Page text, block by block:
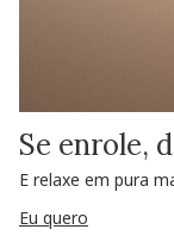
Se enrole,
E relaxe em pura
Eu quero